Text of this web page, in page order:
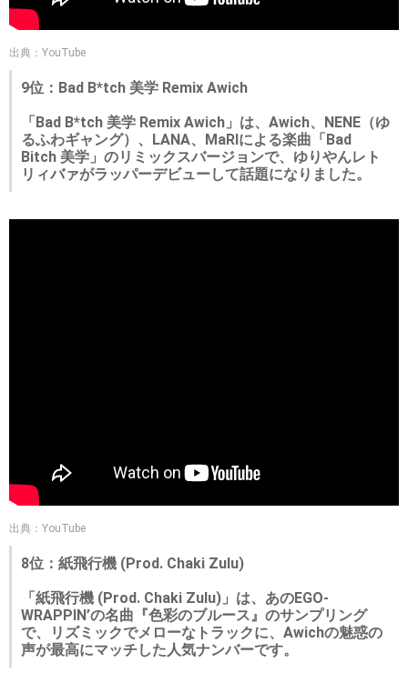
出典：YouTube
9位：Bad B*tch 美学 Remix Awich
「Bad B*tch 美学 Remix Awich」は、Awich、NENE（ゆ
るふわギャング）、LANA、MaRIによる楽曲「Bad
Bitch 美学」のリミックスバージョンで、ゆりやんレト
リィバァがラッパーデビューして話題になりました。
出典：YouTube
8位：紙飛行機 (Prod. Chaki Zulu)
「紙飛行機 (Prod. Chaki Zulu)」は、あのEGO-
WRAPPIN’の名曲『色彩のブルース』のサンプリング
で、リズミックでメローなトラックに、Awichの魅惑の
声が最高にマッチした人気ナンバーです。